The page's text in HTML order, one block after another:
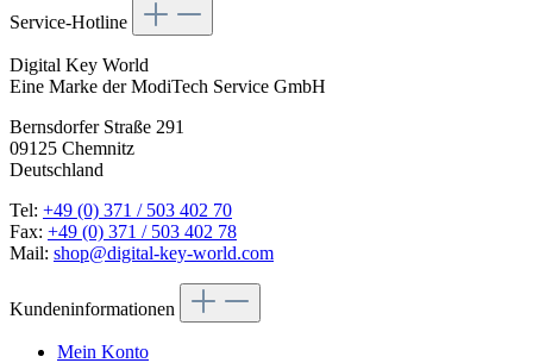
Service-Hotline
Digital Key World
Eine Marke der ModiTech Service GmbH
Bernsdorfer Straße 291
09125 Chemnitz
Deutschland
Tel: +49 (0) 371 / 503 402 70
Fax: +49 (0) 371 / 503 402 78
Mail: shop@digital-key-world.com
Kundeninformationen
Mein Konto